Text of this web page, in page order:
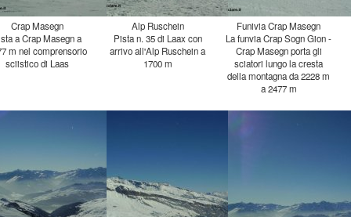
Crap Masegn
a Crap Masegn a
m nel comprensorio
sciistico di Laas
Alp Ruschein
Pista n. 35 di Laax con
arrivo all'Alp Ruschein a
1700 m
Funivia Crap Masegn
La funvia Crap Sogn Gion -
Crap Masegn porta gli
sciatori lungo la cresta
della montagna da 2228 m
a 2477 m